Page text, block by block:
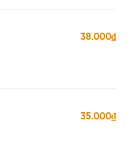
38.000₫
35.000₫